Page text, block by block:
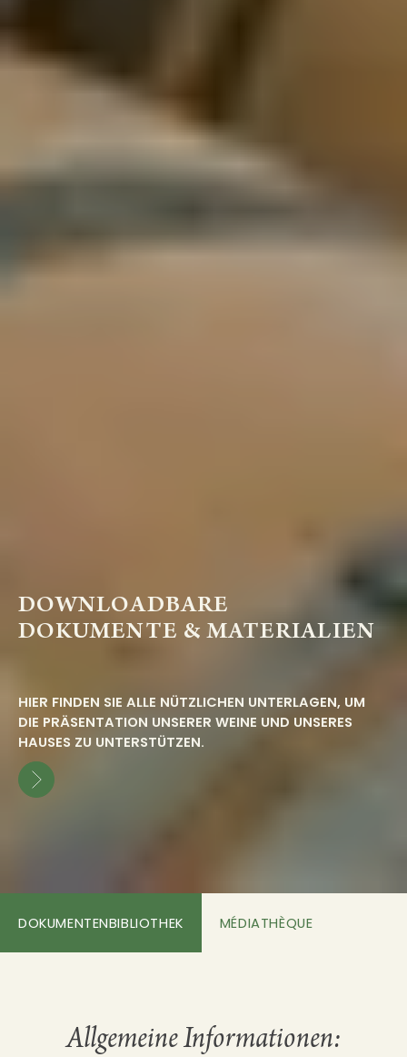
DOWNLOADBARE
DOKUMENTE & MATERIALIEN
HIER FINDEN SIE ALLE NÜTZLICHEN UNTERLAGEN, UM
DIE PRÄSENTATION UNSERER WEINE UND UNSERES
HAUSES ZU UNTERSTÜTZEN.
DOKUMENTENBIBLIOTHEK MÉDIATHÈQUE
Allgemeine Informationen: